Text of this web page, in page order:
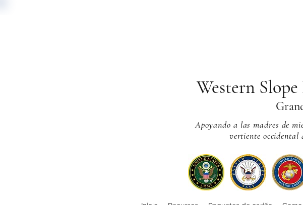
Western
Apoyando a las madres de
vertiente occidental